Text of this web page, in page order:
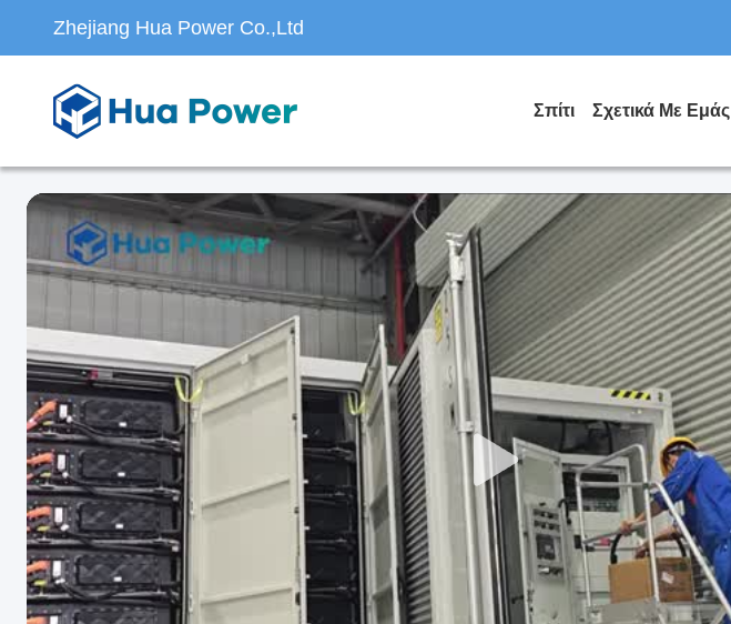
Zhejiang Hua Power Co.,Ltd
Σπίτι Σχετικά Με Εμάς